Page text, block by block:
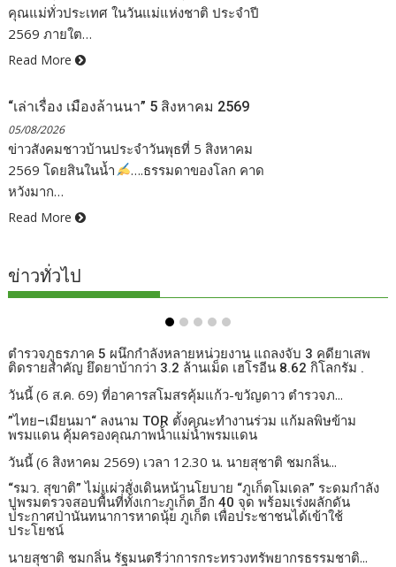
คุณแม่ทั่วประเทศ ในวันแม่แห่งชาติ ประจำปี
2569 ภายใต…
Read More
“เล่าเรื่อง เมืองล้านนา” 5 สิงหาคม 2569
05/08/2026
ข่าวสังคมชาวบ้านประจำวันพุธที่ 5 สิงหาคม
2569 โดยสินในน้ำ
….ธรรมดาของโลก คาด
หวังมาก…
Read More
ข่าวทั่วไป
ตำรวจภูธรภาค 5 ผนึกกำลังหลายหน่วยงาน แถลงจับ 3 คดียาเสพ
ติดรายสำคัญ ยึดยาบ้ากว่า 3.2 ล้านเม็ด เฮโรอีน 8.62 กิโลกรัม .
วันนี้ (6 ส.ค. 69) ที่อาคารสโมสรคุ้มแก้ว-ขวัญดาว ตำรวจภ...
”ไทย–เมียนมา“ ลงนาม TOR ตั้งคณะทำงานร่วม แก้มลพิษข้าม
พรมแดน คุ้มครองคุณภาพน้ำแม่น้ำพรมแดน
วันนี้ (6 สิงหาคม 2569) เวลา 12.30 น. นายสุชาติ ชมกลิ่น...
“รมว. สุขาติ” ไม่แผ่วสั่งเดินหน้านโยบาย “ภูเก็ตโมเดล” ระดมกำลัง
ปูพรมตรวจสอบพื้นที่ทั้งเกาะภูเก็ต อีก 40 จุด พร้อมเร่งผลักดัน
ประกาศป่านันทนาการหาดนุ้ย ภูเก็ต เพื่อประชาชนได้เข้าใช้
ประโยชน์
นายสุชาติ ชมกลิ่น รัฐมนตรีว่าการกระทรวงทรัพยากรธรรมชาติ...